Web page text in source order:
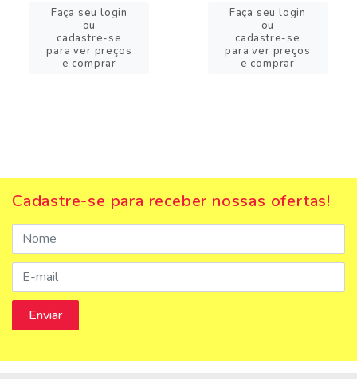
Faça seu login
ou
cadastre-se
para ver preços
e comprar
Faça seu login
ou
cadastre-se
para ver preços
e comprar
Cadastre-se para receber nossas ofertas!